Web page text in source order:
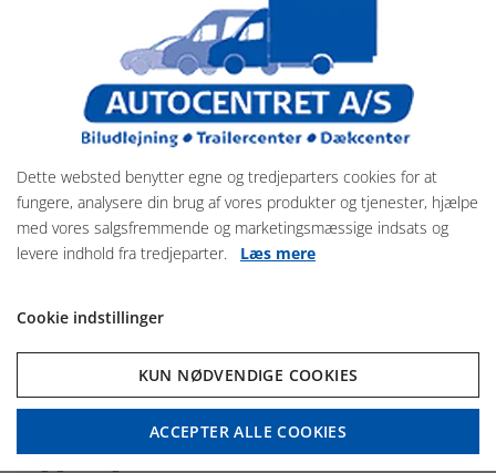
Böckmann Champion C er en klassisk 2-hestes trailer med fokus
på styrke, sikkerhed og daglig drift.
En robust model i Champion-serien, udviklet til regelmæssig brug
med høj belastning.
Sideopbygning i aluminium
Tag i glasfiber
Original Böckmann aluminiumsbund med gummibelægning
Slidstærk konstruktion med lav vedligeholdelse
Champion C er bygget med aluminium både i sider og bund, hvilket
giver høj holdbarhed og modstandsdygtighed mod fugt og slid
Standardudførelse
Sænket undervogn (CFFplus) med hjulstøddæmpere
Dette websted benytter egne og tredjeparters cookies for at
fungere, analysere din brug af vores produkter og tjenester, hjælpe
med vores salgsfremmende og marketingsmæssige indsats og
levere indhold fra tredjeparter. Læs mere
Cookie indstillinger
KUN NØDVENDIGE COOKIES
ACCEPTER ALLE COOKIES